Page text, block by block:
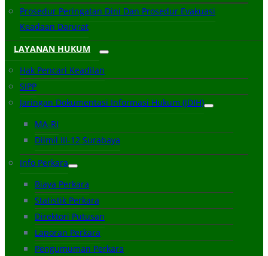
Prosedur Peringatan Dini Dan Prosedur Evakuasi
Keadaan Darurat
LAYANAN HUKUM
Hak Pencari Keadilan
SIPP
Jaringan Dokumentasi Informasi Hukum (JDIH)
MA-RI
Dilmil III-12 Surabaya
Info Perkara
Biaya Perkara
Statistik Perkara
Direktori Putusan
Laporan Perkara
Pengumuman Perkara